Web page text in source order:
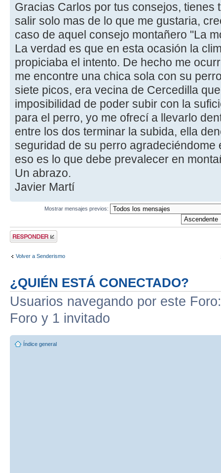
Gracias Carlos por tus consejos, tienes
salir solo mas de lo que me gustaria,
caso de aquel consejo montañero "La
La verdad es que en esta ocasión la
propiciaba el intento. De hecho me
me encontre una chica sola con su
siete picos, era vecina de Cercedilla
imposibilidad de poder subir con la
para el perro, yo me ofrecí a llevarlo
entre los dos terminar la subida, ella
seguridad de su perro agradeciéndome
eso es lo que debe prevalecer en
Un abrazo.
Javier Martí
Mostrar mensajes previos:
Publicar una
respuesta
Volver a Senderismo
¿QUIÉN ESTÁ CONECTADO?
Usuarios navegando por este
Foro y 1 invitado
Índice general